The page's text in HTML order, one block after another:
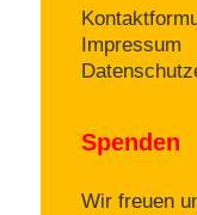
Impressum
Spenden
Wir freuen